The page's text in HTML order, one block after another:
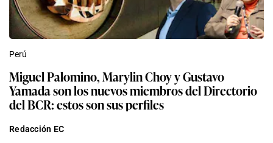
Perú
Miguel Palomino, Marylin Choy y Gustavo
Yamada son los nuevos miembros del Directorio
del BCR: estos son sus perfiles
Redacción EC